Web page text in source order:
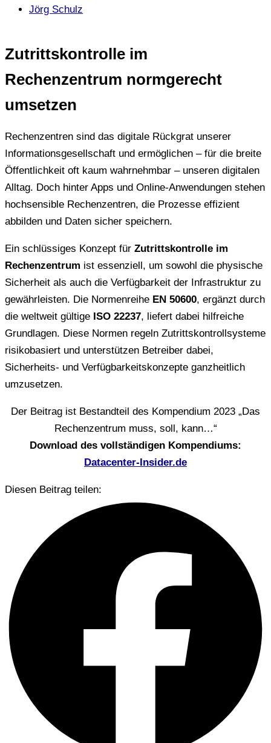
Jörg Schulz
Zutrittskontrolle im
Rechenzentrum normgerecht
umsetzen
Rechenzentren sind das digitale Rückgrat unserer
Informationsgesellschaft und ermöglichen – für die breite
Öffentlichkeit oft kaum wahrnehmbar – unseren digitalen
Alltag. Doch hinter Apps und Online-Anwendungen stehen
hochsensible Rechenzentren, die Prozesse effizient
abbilden und Daten sicher speichern.
Ein schlüssiges Konzept für Zutrittskontrolle im
Rechenzentrum ist essenziell, um sowohl die physische
Sicherheit als auch die Verfügbarkeit der Infrastruktur zu
gewährleisten. Die Normenreihe EN 50600, ergänzt durch
die weltweit gültige ISO 22237, liefert dabei hilfreiche
Grundlagen. Diese Normen regeln Zutrittskontrollsysteme
risikobasiert und unterstützen Betreiber dabei,
Sicherheits- und Verfügbarkeitskonzepte ganzheitlich
umzusetzen.
Der Beitrag ist Bestandteil des Kompendium 2023 „Das
Rechenzentrum muss, soll, kann…“
Download des vollständigen Kompendiums:
Datacenter-Insider.de
Diesen Beitrag teilen: